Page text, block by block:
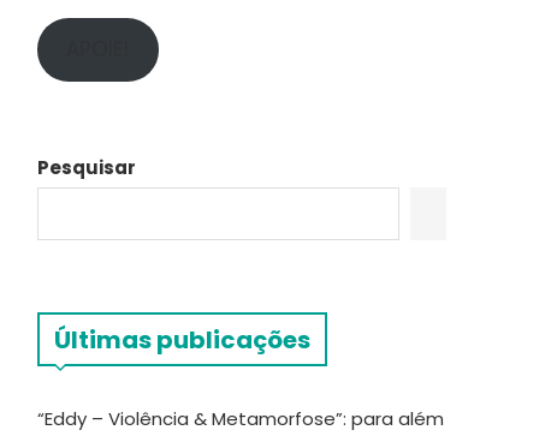
Pesquisar
Últimas publicações
“Eddy – Violência & Metamorfose”: para além